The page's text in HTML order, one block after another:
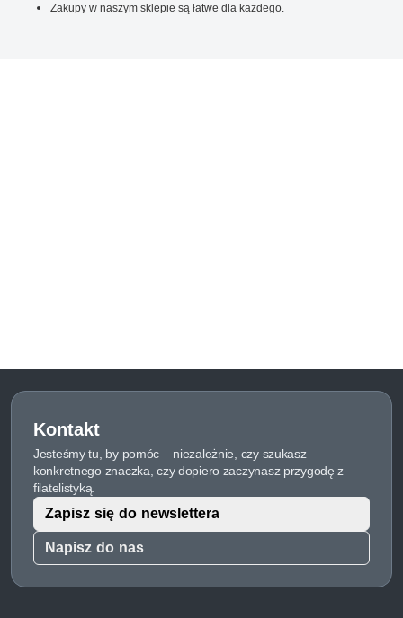
Zakupy w naszym sklepie są łatwe dla każdego.
Kontakt
Jesteśmy tu, by pomóc – niezależnie, czy szukasz
konkretnego znaczka, czy dopiero zaczynasz przygodę z
filatelistyką.
Napisz do nas
Zapisz się do newslettera